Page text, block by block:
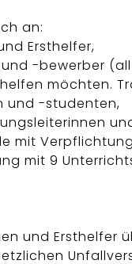
an:
Ersthelfer,
-bewerber
möchten.
und -studenten,
mit
mit 9
und Ersthelfer